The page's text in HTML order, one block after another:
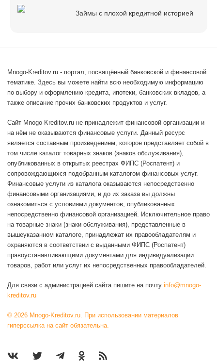
Займы с плохой кредитной историей
Mnogo-Kreditov.ru - портал, посвящённый банковской и финансовой
тематике. Здесь вы можете найти всю необходимую информацию
по выбору и оформлению кредита, ипотеки, банковских вкладов, а
также описание прочих банковских продуктов и услуг.
Сайт Mnogo-Kreditov.ru не принадлежит финансовой организации и
на нём не оказываются финансовые услуги. Данный ресурс
является составным произведением, которое представляет собой в
том числе каталог товарных знаков (знаков обслуживания),
опубликованных в открытых реестрах ФИПС (Роспатент) и
сопровождающихся подобранным каталогом финансовых услуг.
Финансовые услуги из каталога оказываются непосредственно
финансовыми организациями, и до их заказа вы должны
ознакомиться с условиями документов, опубликованных
непосредственно финансовой организацией. Исключительное право
на товарные знаки (знаки обслуживания), представленные в
вышеуказанном каталоге, принадлежат их правообладателям и
охраняются в соответствии с выданными ФИПС (Роспатент)
правоустанавливающими документами для индивидуализации
товаров, работ или услуг их непосредственных правообладателей.
Для связи с администрацией сайта пишите на почту info@mnogo-
kreditov.ru
© 2026 Mnogo-Kreditov.ru. При использовании материалов
гиперссылка на сайт обязательна.